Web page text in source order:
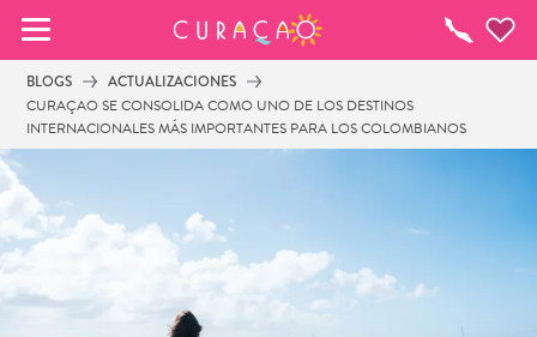
¿Qué
Hacer?
BLOGS
ACTUALIZACIONES
CURAÇAO SE CONSOLIDA COMO UNO DE LOS DESTINOS
INTERNACIONALES MÁS IMPORTANTES PARA LOS COLOMBIANOS
MIS FAVORITOS
lugar favorito aún.
Cuando quiera guardar algo para más tarde, asegúrese
de hacer clic en el